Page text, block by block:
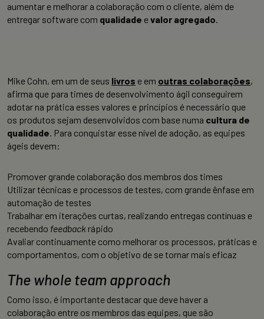
aumentar e melhorar a colaboração com o cliente, além de
entregar software com qualidade evalor agregado.
Mike Cohn, em um de seus livros e em outras colaborações,
afirma que para times de desenvolvimento ágil conseguirem
adotar na prática esses valores e princípios é necessário que
os produtos sejam desenvolvidos com base numa cultura de
qualidade. Para conquistar esse nível de adoção, as equipes
ágeis devem:
Promover grande colaboração dos membros dos times
Utilizar técnicas e processos de testes, com grande ênfase em
automação de testes
Trabalhar em iterações curtas, realizando entregas contínuas e
recebendo feedback rápido
Avaliar continuamente como melhorar os processos, práticas e
comportamentos, com o objetivo de se tornar mais eficaz
The whole team approach
Como isso, é importante destacar que deve haver a
colaboração entre os membros das equipes, que são